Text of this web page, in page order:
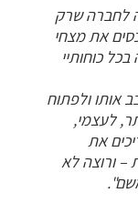
לחברה שרק
את מצחי
כוחותיי
אותו ולפתוח
לעצמי,
את
ורוצה לא